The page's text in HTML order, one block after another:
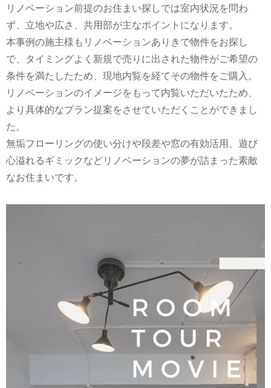
リノベーション前提のお住まい探しでは室内状況を問わ
ず、立地や広さ、共用部が主なポイントになります。
本事例の施主様もリノベーションありきで物件をお探し
で、タイミングよく新規で売りに出された物件がご希望の
条件を満たしたため、現地内覧を経てその物件をご購入。
リノベーションのイメージをもって内覧いただいたため、
より具体的なプラン提案をさせていただくことができまし
た。
無垢フローリングの使い分けや段差や窓の有効活用、遊び
心溢れるギミックなどリノベーションの夢が詰まった素敵
なお住まいです。